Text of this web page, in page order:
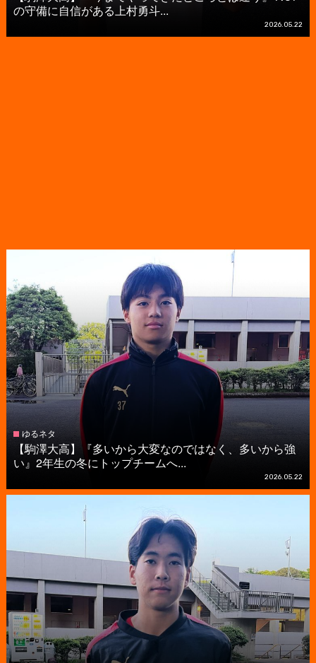
の守備に自信がある上村勇斗...
2026.05.22
ゆるネタ
【駒澤大高】『多いから大変なのではなく、多いから強
い』2年生の冬にトップチームへ...
2026.05.22